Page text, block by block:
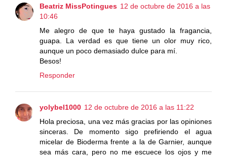
Beatriz MissPotingues 12 de octubre de 2016 a las
10:46
Me alegro de que te haya gustado la fragancia,
guapa. La verdad es que tiene un olor muy rico,
aunque un poco demasiado dulce para mí.
Besos!
Responder
yolybel1000 12 de octubre de 2016 a las 11:22
Hola preciosa, una vez más gracias por las opiniones
sinceras. De momento sigo prefiriendo el agua
micelar de Bioderma frente a la de Garnier, aunque
sea más cara, pero no me escuece los ojos y me